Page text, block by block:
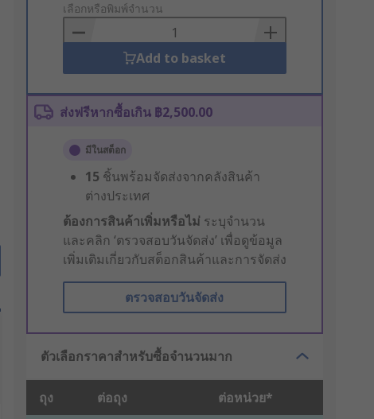
to
Basket
เลือกหรือพิมพ์จำนวน
Add to basket
ส่งฟรีหากซื้อเกิน ฿2,500.00
มีในสต็อก
15 ชิ้นพร้อมจัดส่งจากคลังสินค้า
ต่างประเทศ
ต้องการสินค้าเพิ่มหรือไม่ ระบุจำนวน
และคลิก ‘ตรวจสอบวันจัดส่ง’ เพื่อดูข้อมูล
เพิ่มเติมเกี่ยวกับสต็อกสินค้าและการจัดส่ง
ตรวจสอบวันจัดส่ง
ตัวเลือกราคาสำหรับซื้อจำนวนมาก
ถุง ต่อถุง ต่อหน่วย*